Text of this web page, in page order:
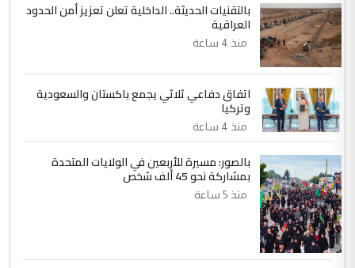
ابا فرات ...
الموضوع :
الجواهري يرد على صدام حسين سل
مضجعيك يابن الزنا (نص كامل)
5 سردار
التعليق : واحد من عصابة علي ماما يسقط
جنسية الرافد الثالث للعراق ومن اصول عريقة
ابا فرات ...
الموضوع :
الجواهري يرد على صدام حسين سل
مضجعيك يابن الزنا (نص كامل)
بالتقنيات الحديثة.. الداخلية تعلن تعزيز أمن الحدود
العراقية
منذ 4 ساعة
اتفاق دفاعي ثلاثي يجمع باكستان والسعودية
وتركيا
منذ 4 ساعة
بالصور: مسيرة للأربعين في الولايات المتحدة
بمشاركة نحو 45 ألف شخص
منذ 5 ساعة